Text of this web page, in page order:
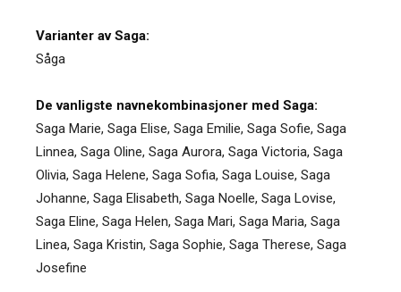
Varianter av Saga:
Såga
De vanligste navnekombinasjoner med Saga:
Saga Marie, Saga Elise, Saga Emilie, Saga Sofie, Saga
Linnea, Saga Oline, Saga Aurora, Saga Victoria, Saga
Olivia, Saga Helene, Saga Sofia, Saga Louise, Saga
Johanne, Saga Elisabeth, Saga Noelle, Saga Lovise,
Saga Eline, Saga Helen, Saga Mari, Saga Maria, Saga
Linea, Saga Kristin, Saga Sophie, Saga Therese, Saga
Josefine